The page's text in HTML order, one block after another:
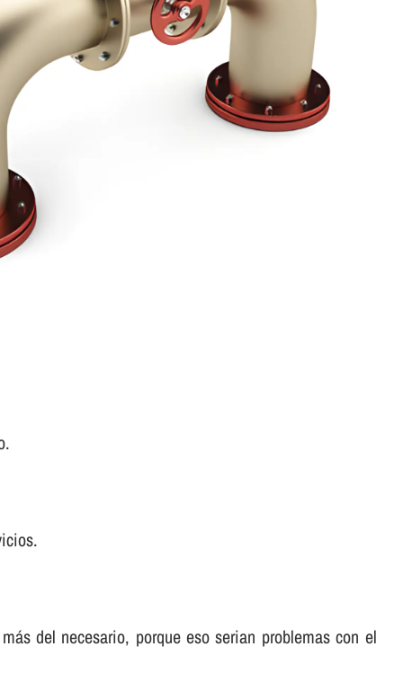
del necesario, porque eso serian problemas con el